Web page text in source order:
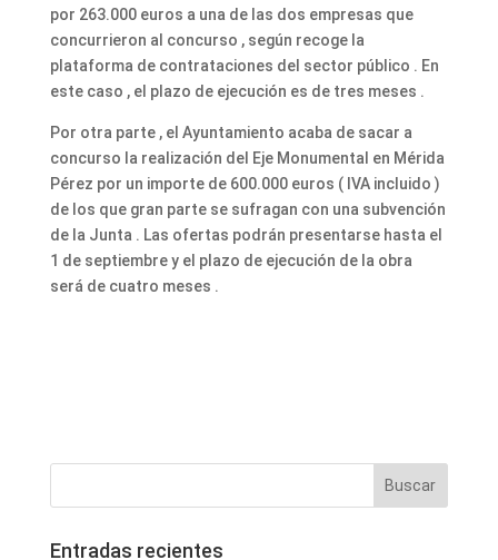
por 263.000 euros a una de las dos empresas que
concurrieron al concurso , según recoge la
plataforma de contrataciones del sector público . En
este caso , el plazo de ejecución es de tres meses .
Por otra parte , el Ayuntamiento acaba de sacar a
concurso la realización del Eje Monumental en Mérida
Pérez por un importe de 600.000 euros ( IVA incluido )
de los que gran parte se sufragan con una subvención
de la Junta . Las ofertas podrán presentarse hasta el
1 de septiembre y el plazo de ejecución de la obra
será de cuatro meses .
Entradas recientes